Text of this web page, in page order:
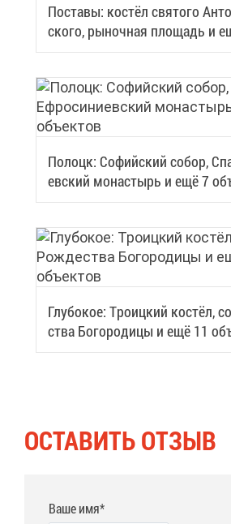
По­ста­вы: ко­стёл свя­то­го
ско­го, ры­ноч­ная пло­щадь и
По­лоцк: Со­фий­ский со­бор,
ев­ский мо­на­стырь и ещё 7
Глу­бо­кое: Тро­иц­кий ко­стёл,
ства Бо­го­ро­ди­цы и ещё 11
ОСТА­ВИТЬ ОТ­ЗЫВ
Ваше имя*